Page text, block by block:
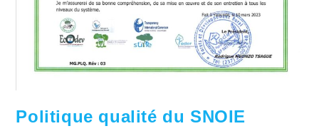
Politique qualité du SNOIE